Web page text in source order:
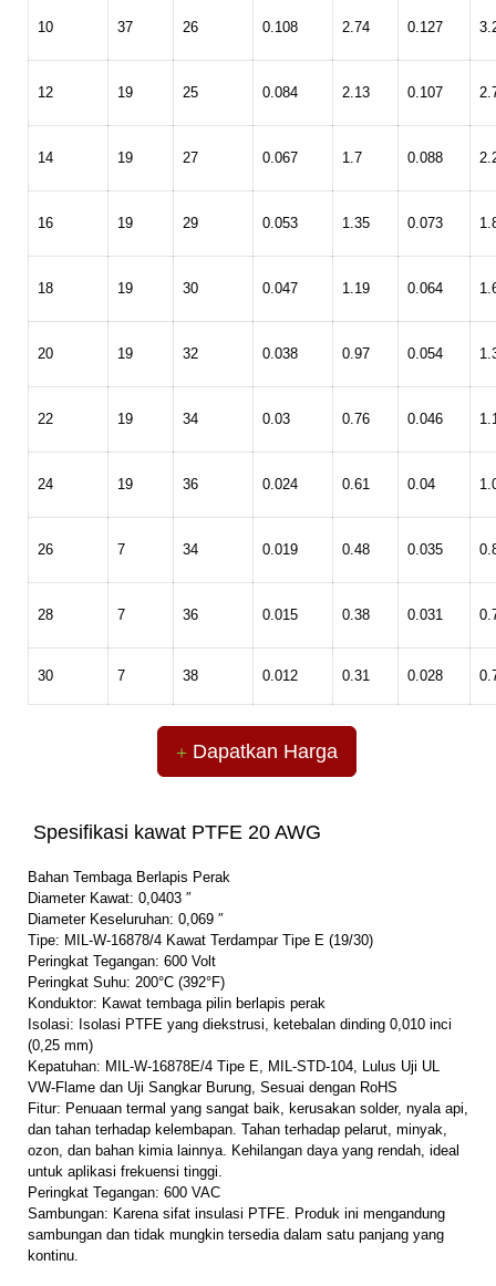
10 37 26 0.108 2.74 0.127
12 19 25 0.084 2.13 0.107
14 19 27 0.067 1.7 0.088
16 19 29 0.053 1.35 0.073
18 19 30 0.047 1.19 0.064
20 19 32 0.038 0.97 0.054
22 19 34 0.03 0.76 0.046
24 19 36 0.024 0.61 0.04
26 7 34 0.019 0.48 0.035
28 7 36 0.015 0.38 0.031
30 7 38 0.012 0.31 0.028
Dapatkan Harga
Spesifikasi kawat PTFE 20 AWG
Bahan Tembaga Berlapis Perak
Diameter Kawat: 0,0403 ″
Diameter Keseluruhan: 0,069 ″
Tipe: MIL-W-16878/4 Kawat Terdampar Tipe E (19/30)
Peringkat Tegangan: 600 Volt
Peringkat Suhu: 200°C (392°F)
Konduktor: Kawat tembaga pilin berlapis perak
Isolasi: Isolasi PTFE yang diekstrusi, ketebalan dinding 0,010 inci
(0,25 mm)
Kepatuhan: MIL-W-16878E/4 Tipe E, MIL-STD-104, Lulus Uji UL
VW-Flame dan Uji Sangkar Burung, Sesuai dengan RoHS
Fitur: Penuaan termal yang sangat baik, kerusakan solder, nyala api,
dan tahan terhadap kelembapan. Tahan terhadap pelarut, minyak,
ozon, dan bahan kimia lainnya. Kehilangan daya yang rendah, ideal
untuk aplikasi frekuensi tinggi.
Peringkat Tegangan: 600 VAC
Sambungan: Karena sifat insulasi PTFE. Produk ini mengandung
sambungan dan tidak mungkin tersedia dalam satu panjang yang
kontinu.